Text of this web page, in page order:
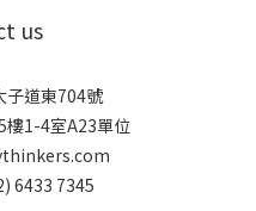
us
子道東704號
樓1-4室A23單位
6433 7345